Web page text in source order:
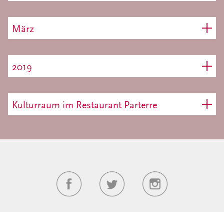
März
2019
Kulturraum im Restaurant Parterre